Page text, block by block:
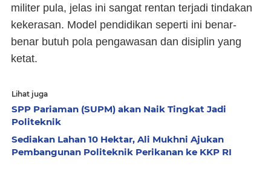
militer pula, jelas ini sangat rentan terjadi tindakan
kekerasan. Model pendidikan seperti ini benar-
benar butuh pola pengawasan dan disiplin yang
ketat.
Lihat juga
SPP Pariaman (SUPM) akan Naik Tingkat Jadi
Politeknik
Sediakan Lahan 10 Hektar, Ali Mukhni Ajukan
Pembangunan Politeknik Perikanan ke KKP RI